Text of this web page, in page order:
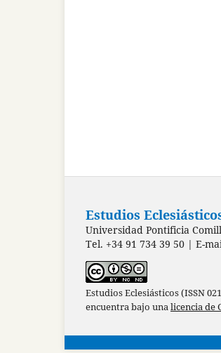
Estudios
Universidad Pontificia
Tel. +34 91 734 39 50 | E-
Estudios Eclesiásticos (ISSN
encuentra bajo unalicencia de